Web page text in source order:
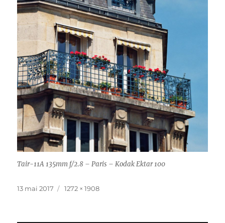
Tair-11A 135mm f/2.8 – Paris – Kodak Ektar 100
Publié
13 mai 2017
Taille
1272 × 1908